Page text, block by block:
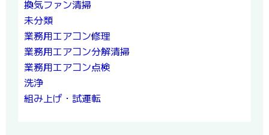
換気ファン清掃
未分類
業務用エアコン修理
業務用エアコン分解清掃
業務用エアコン点検
洗浄
組み上げ・試運転